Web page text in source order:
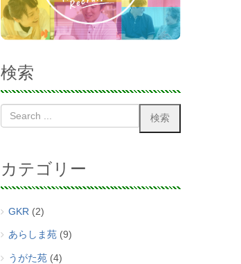
検索
カテゴリー
GKR(2)
あらしま苑(9)
うがた苑(4)